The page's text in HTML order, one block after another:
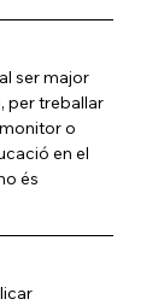
ser major
per treballar
o
en el
és